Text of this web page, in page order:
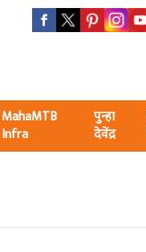
MahaMTB
Infra
पुन्हा
देवेंद्र